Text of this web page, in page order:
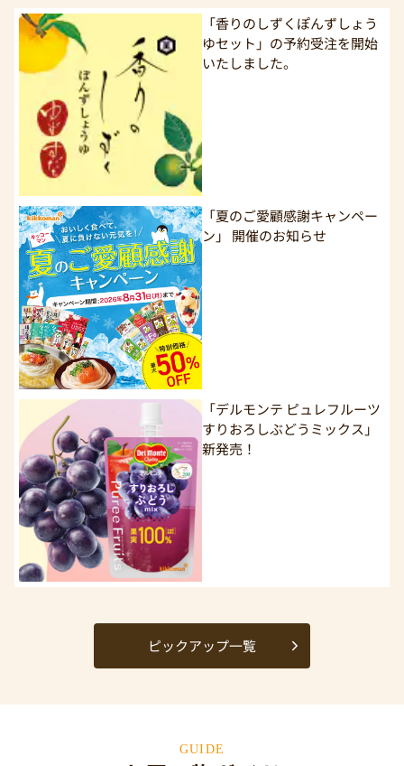
「香りのしずくぽんずしょう
ゆセット」の予約受注を開始
いたしました。
「夏のご愛顧感謝キャンペー
ン」 開催のお知らせ
「デルモンテ ピュレフルーツ
すりおろしぶどうミックス」
新発売！
ピックアップ一覧
GUIDE